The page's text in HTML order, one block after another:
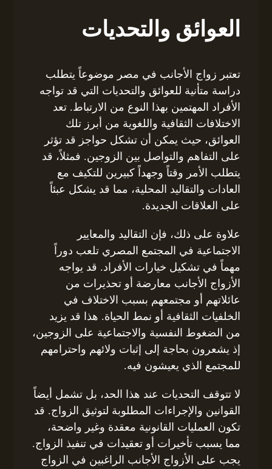
العوائق والتحديات
تعتبر زواج الأجانب في مصر موضوعاً يتطلب
دراسة متأنية للعوائق والتحديات التي قد تواجه
الأفراد المهتمين بهذا النوع من الارتباط. تعد
الاختلافات الثقافية واللغوية من أبرز تلك
العوائق، حيث يمكن أن تشكل حواجز قد تؤثر
على التفاهم والتواصل بين الزوجين. فمثلاً، قد
يتطلب الأمر وقتاً وجهداً كبيرين للتكيف مع
العادات والتقاليد المحلية، مما قد يشكل عبئاً
على العلاقات الجديدة.
علاوة على ذلك، فإن التقاليد والمعايير
الاجتماعية في المجتمع المصري تلعب دوراً
مهماً في تشكيل خيارات الأفراد. قد يواجه
الأزواج الأجانب معارضة أو تحذيرات من
عائلاتهم أو مجتمعهم بسبب الاختلاف في
الخلفيات الثقافية أو نمط الحياة. هذا قد يزيد
من الضغوط النفسية والاجتماعية على الزوجين،
إذ يشعرون بحاجة إلى إثبات ولائهم واحترامهم
للمجتمع الذي يعيشون فيه.
لا تتوقف التحديات عند هذا الحد، بل تشمل أيضاً
القوانين والإجراءات المطلوبة لتوثيق الزواج. قد
تكون العمليات القانونية معقدة وغير واضحة،
مما يسبب تأخيرات أو تعقيدات في تنفيذ الزواج.
يجب على الأزواج الأجانب الراغبين في الزواج